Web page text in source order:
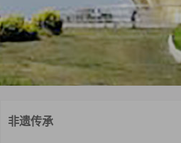
非遗传承